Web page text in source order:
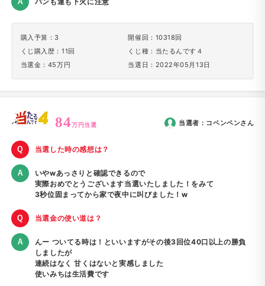
購入予算：3
くじ購入歴：11回
当選金：45万円
開催回：10318回
くじ種：当たるんです４
当選日：2022年05月13日
84万円当選 当選者： コペンペンさん
当選した時の感想は？
いやwあっさりと確認できるので
実際おめでとうございます当選いたしました！をみて
3秒位固まってから家で夜中に叫びました！w
当選金の使い道は？
んー ついてる時は！といいますがその後3回位40口以上の勝負
しましたが
連続はなく 甘くはないと実感しました
使いみちは生活費です